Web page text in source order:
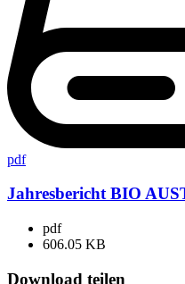
pdf
Jahresbericht BIO
pdf
606.05 KB
Download teilen